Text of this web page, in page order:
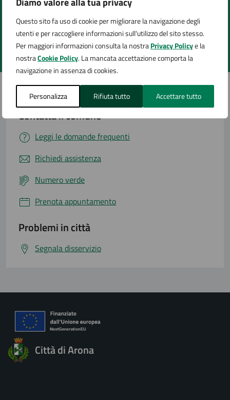
Questo sito fa uso di cookie per migliorare la navigazione degli
utenti e per raccogliere informazioni sull'utilizzo del sito stesso.
Per maggiori informazioni consulta la nostraPrivacy Policye la
nostraCookie Policy. La mancata accettazione comporta la
navigazione in assenza di cookies.
Personalizza Rifiuta tutto Accettare tutto
Quanto sono chiare le informazioni su questa
pagina?
Valuta 5 stelle su 5
Valuta 4 stelle su 5
Valuta 3 stelle su 5
Valuta 2 stelle su 5
Valuta 1 stelle su 5
Contatta il comune
Leggi le domande frequenti
Richiedi assistenza
Numero verde
Prenota appuntamento
Problemi in città
Segnala disservizio
Città di Arona